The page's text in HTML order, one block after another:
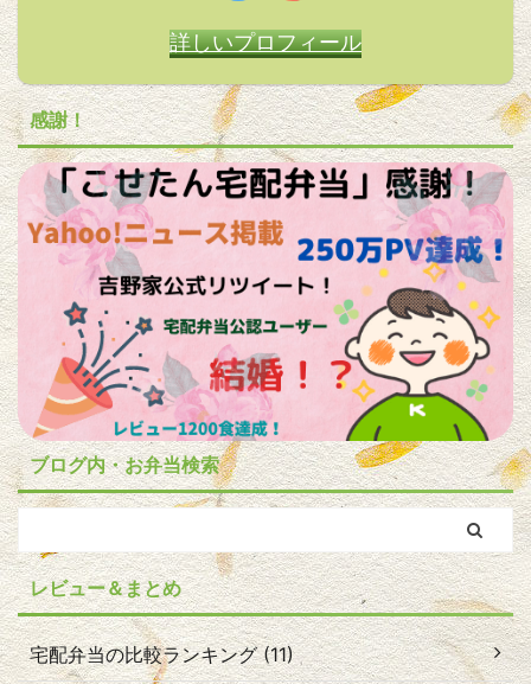
詳しいプロフィール
感謝！
ブログ内・お弁当検索
レビュー＆まとめ
宅配弁当の比較ランキング (11)